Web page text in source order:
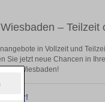
– Teilzeit
in Vollzeit und
Sie jetzt neue Chancen in
in Wiesbaden!
wieder!